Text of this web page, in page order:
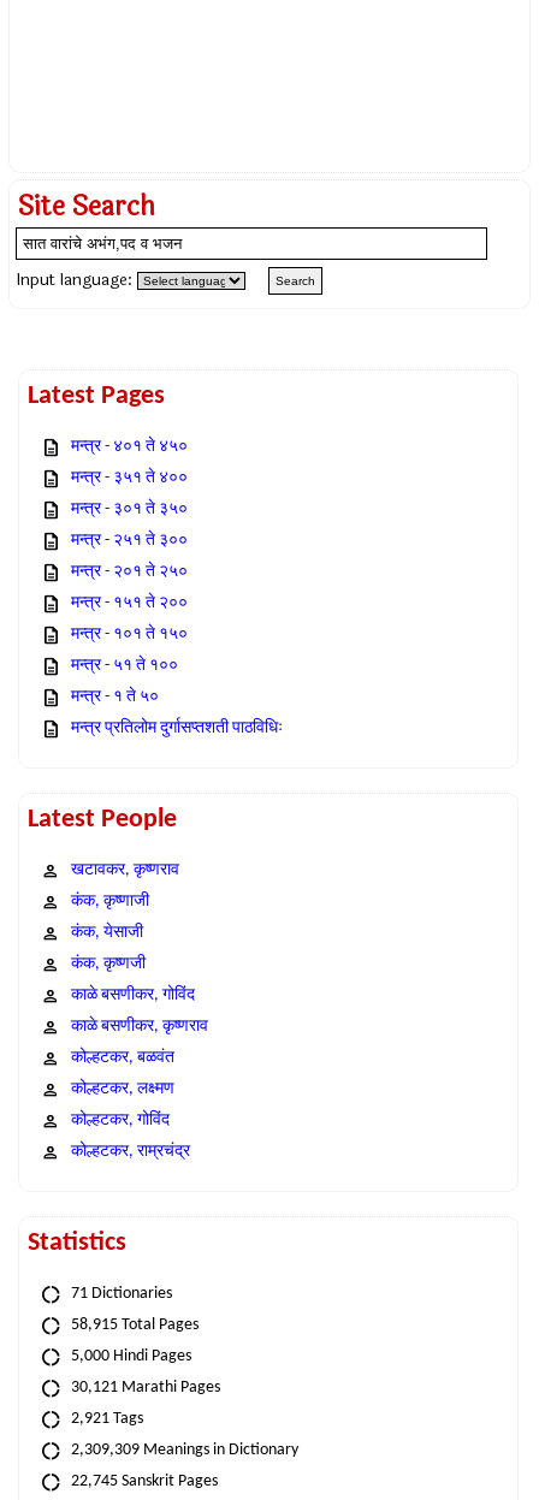
Site Search
Input language:
Latest Pages
मन्त्र - ४०१ ते ४५०
मन्त्र - ३५१ ते ४००
मन्त्र - ३०१ ते ३५०
मन्त्र - २५१ ते ३००
मन्त्र - २०१ ते २५०
मन्त्र - १५१ ते २००
मन्त्र - १०१ ते १५०
मन्त्र - ५१ ते १००
मन्त्र - १ ते ५०
मन्त्र प्रतिलोम दुर्गासप्तशती पाठविधिः
Latest People
खटावकर, कृष्णराव
कंक, कृष्णाजी
कंक, येसाजी
कंक, कृष्णजी
काळे बसणीकर, गोविंद
काळे बसणीकर, कृष्णराव
कोल्हटकर, बळवंत
कोल्हटकर, लक्ष्मण
कोल्हटकर, गोविंद
कोल्हटकर, राम्रचंद्र
Statistics
71 Dictionaries
58,915 Total Pages
5,000 Hindi Pages
30,121 Marathi Pages
2,921 Tags
2,309,309 Meanings in Dictionary
22,745 Sanskrit Pages